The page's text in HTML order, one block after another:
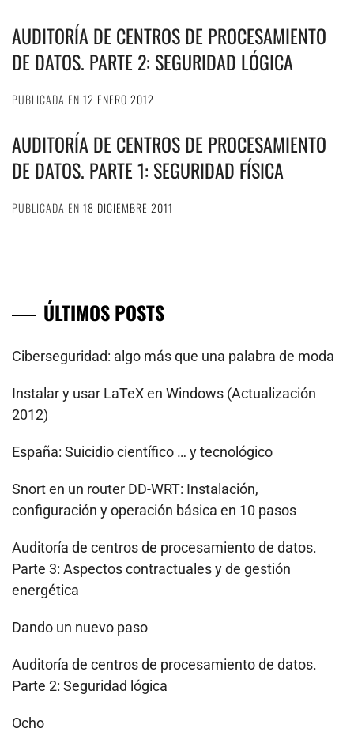
AUDITORÍA DE CENTROS DE PROCESAMIENTO
DE DATOS. PARTE 2: SEGURIDAD LÓGICA
PUBLICADA EN 12 ENERO 2012
AUDITORÍA DE CENTROS DE PROCESAMIENTO
DE DATOS. PARTE 1: SEGURIDAD FÍSICA
PUBLICADA EN 18 DICIEMBRE 2011
ÚLTIMOS POSTS
Ciberseguridad: algo más que una palabra de moda
Instalar y usar LaTeX en Windows (Actualización
2012)
España: Suicidio científico … y tecnológico
Snort en un router DD-WRT: Instalación,
configuración y operación básica en 10 pasos
Auditoría de centros de procesamiento de datos.
Parte 3: Aspectos contractuales y de gestión
energética
Dando un nuevo paso
Auditoría de centros de procesamiento de datos.
Parte 2: Seguridad lógica
Ocho